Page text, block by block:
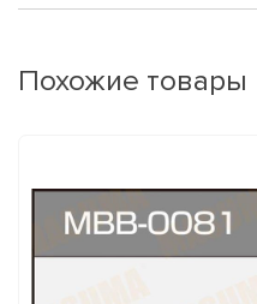
Похожие товары